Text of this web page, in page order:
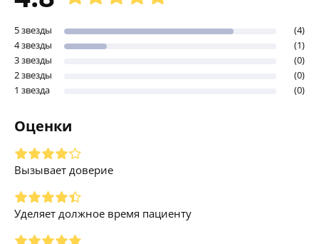
5 звезды
(4)
4 звезды
(1)
3 звезды
(0)
2 звезды
(0)
1 звезда
(0)
Оценки
Вызывает доверие
Уделяет должное время пациенту